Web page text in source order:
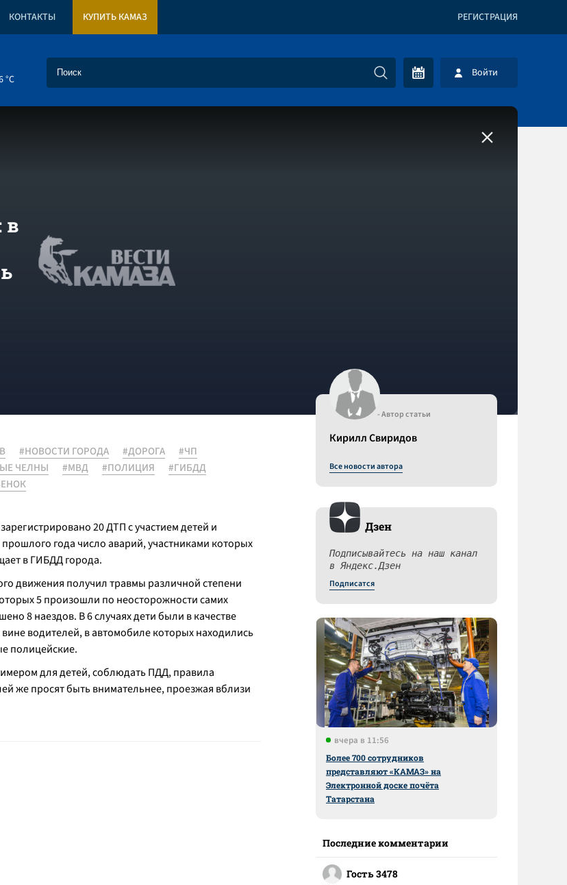
КОНТАКТЫ КУПИТЬ КАМАЗ РЕГИСТРАЦИЯ
°C Войти
в
#НОВОСТИ ГОРОДА #ДОРОГА
#ЧП
ЧЕЛНЫ #МВД #ПОЛИЦИЯ
#ГИБДД
20 ДТП с участием детей и
года число аварий, участниками которых
в ГИБДД города.
движения получил травмы различной степени
5 произошли по неосторожности самих
8 наездов. В 6 случаях дети были в качестве
водителей, в автомобиле которых находились
полицейские.
для детей, соблюдать ПДД, правила
же просят быть внимательнее, проезжая вблизи
- Автор статьи
Кирилл Свиридов
Все новости автора
Дзен
Подписывайтесь на наш канал
в Яндекс.Дзен
Подписатся
вчера в 11:56
Более 700 сотрудников
представляют «КАМАЗ» на
Электронной доске почёта
Татарстана
Последние комментарии
Гость 3478